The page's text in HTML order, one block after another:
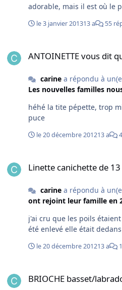
adorable, mais il est où le
le 3 janvier 201313 a 55
ANTOINETTE vous dit
carinea répondu à
Les nouvelles familles
héhé la tite pépette, trop mignonne
puce
le 20 décembre 201213 a
Linette canichette de
carinea répondu à
ont rejoint leur famille en
j'ai cru que les poils
été enlevé elle était
le 20 décembre 201213 a
BRIOCHE basset/